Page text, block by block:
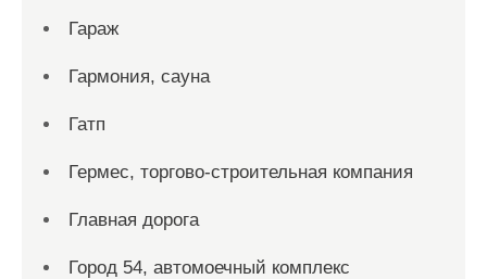
Гараж
Гармония, сауна
Гатп
Гермес, торгово-строительная компания
Главная дорога
Город 54, автомоечный комплекс